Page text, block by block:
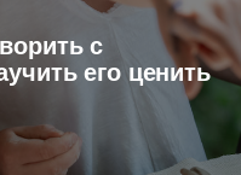
с
его ценить